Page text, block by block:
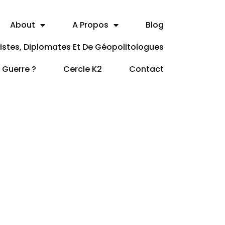
About A Propos
Blog
Diplomates Et De Géopolitologues
?
Cercle K2 Contact